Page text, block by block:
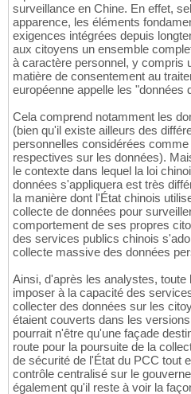
surveillance en Chine. En effet,
apparence, les éléments
exigences intégrées depuis
aux citoyens un ensemble
à caractère personnel, y compris
matière de consentement au
européenne appelle les "données
Cela comprend notamment les
(bien qu'il existe ailleurs des
personnelles considérées
respectives sur les données).
le contexte dans lequel la loi
données s'appliquera est très
la manière dont l'État chinois
collecte de données pour
comportement de ses propres
des services publics chinois
collecte massive des données
Ainsi, d'après les analystes, toute
imposer à la capacité des
collecter des données sur les
étaient couverts dans les
pourrait n'être qu'une façade
route pour la poursuite de la
de sécurité de l'État du PCC tout
contrôle centralisé sur le
également qu'il reste à voir la